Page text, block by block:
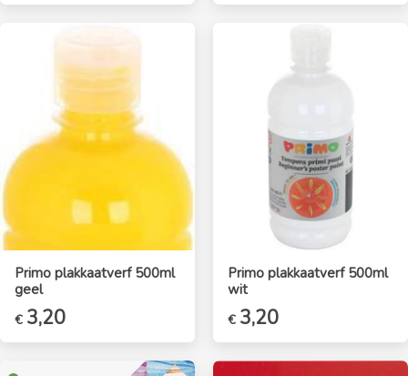
Primo plakkaatverf 500ml
geel
€ 3,20
Primo plakkaatverf 500ml
wit
€ 3,20